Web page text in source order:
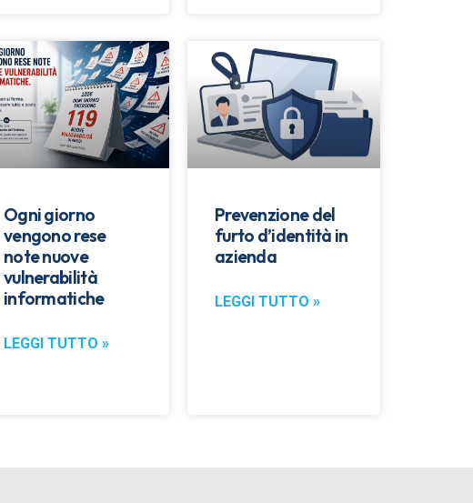
Ogni giorno
vengono rese
note nuove
vulnerabilità
informatiche
LEGGI TUTTO »
Prevenzione del
furto d’identità in
azienda
LEGGI TUTTO »